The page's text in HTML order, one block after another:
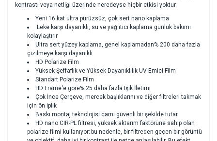
kontrastı veya netliği üzerinde neredeyse hiçbir etkisi yoktur.
Yeni 16 kat ultra pürüzsüz, çok sert nano kaplama
Leke karşı dayanıklı, su ve yağ itici kaplama günlük bakımı
kolaylaştırır
Ultra sert yüzey kaplama, genel kaplamadan% 200 daha fazla
çizilmeye karşı dayanıklı
HD Polarize Film
Yüksek Şeffaflık ve Yüksek Dayanıklılık UV Emici Film
Standart Polarize Film
HD Frame'e göre% 25 daha fazla Işık İletimi
Çok İnce Çerçeve, mercek başlıklarını ve diğer filtreleri takmak
için ön iplik
Baskı montaj teknolojisi camı güvenli bir şekilde tutar
HD nano CIR-PL filtresi, yüksek aktarım faktörüne sahip olan
polarize filmi kullanıyor; bu nedenle, bir filtreden geçen bir görüntü